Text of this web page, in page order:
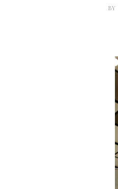
BY